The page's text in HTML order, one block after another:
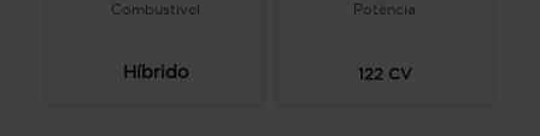
Combustível
Híbrido
Potência
122 CV